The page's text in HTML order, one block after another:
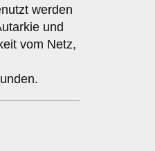
werden
und
vom Netz,